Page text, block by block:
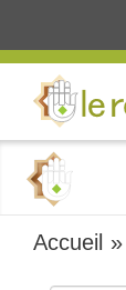
Accueil »